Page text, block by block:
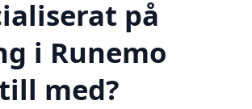
på
i Runemo
med?